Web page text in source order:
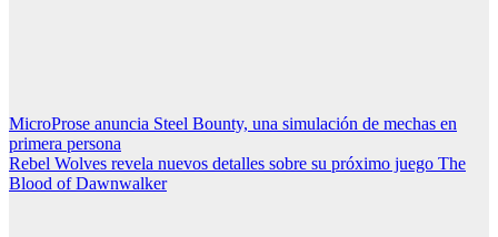
Navegación
de
entradas
MicroProse anuncia Steel Bounty, una simulación de mechas en
primera persona
Rebel Wolves revela nuevos detalles sobre su próximo juego The
Blood of Dawnwalker